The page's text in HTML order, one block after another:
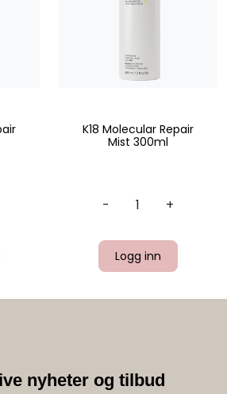
K18 Molecular Repair
Mist 300ml
- +
Logg inn
nyheter og tilbud